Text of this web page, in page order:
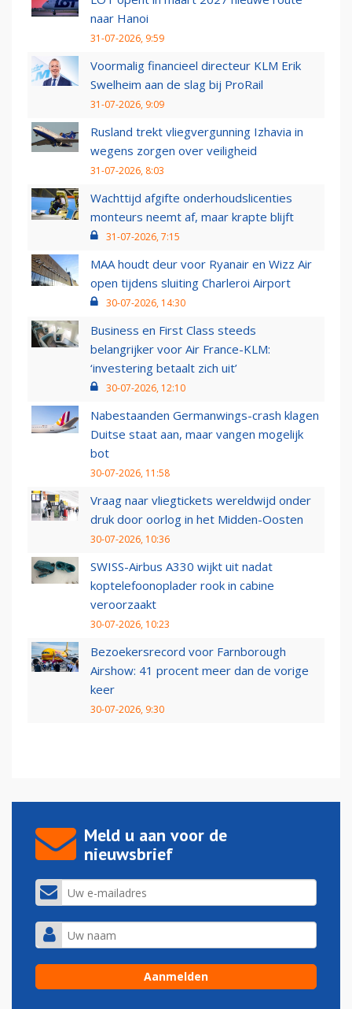
naar Hanoi
31-07-2026, 9:59
Voormalig financieel directeur KLM Erik
Swelheim aan de slag bij ProRail
31-07-2026, 9:09
Rusland trekt vliegvergunning Izhavia in
wegens zorgen over veiligheid
31-07-2026, 8:03
Wachttijd afgifte onderhoudslicenties
monteurs neemt af, maar krapte blijft
31-07-2026, 7:15
MAA houdt deur voor Ryanair en Wizz Air
open tijdens sluiting Charleroi Airport
30-07-2026, 14:30
Business en First Class steeds
belangrijker voor Air France-KLM:
‘investering betaalt zich uit’
30-07-2026, 12:10
Nabestaanden Germanwings-crash klagen
Duitse staat aan, maar vangen mogelijk
bot
30-07-2026, 11:58
Vraag naar vliegtickets wereldwijd onder
druk door oorlog in het Midden-Oosten
30-07-2026, 10:36
SWISS-Airbus A330 wijkt uit nadat
koptelefoonoplader rook in cabine
veroorzaakt
30-07-2026, 10:23
Bezoekersrecord voor Farnborough
Airshow: 41 procent meer dan de vorige
keer
30-07-2026, 9:30
Meld u aan voor de
nieuwsbrief